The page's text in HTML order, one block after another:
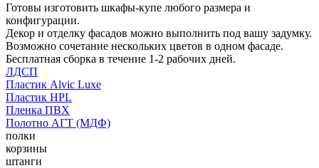
Готовы изготовить шкафы-купе любого размера и
конфигурации.
Декор и отделку фасадов можно выполнить под вашу задумку.
Возможно сочетание нескольких цветов в одном фасаде.
Бесплатная сборка в течение 1-2 рабочих дней.
ЛДСП
Пластик Alvic Luxe
Пластик HPL
Пленка ПВХ
Полотно АГТ (МДФ)
полки
корзины
штанги